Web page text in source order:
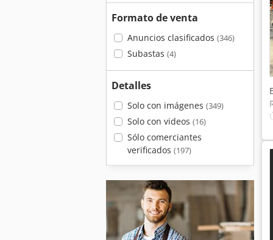
Formato de venta
Anuncios clasificados (346)
Subastas (4)
Detalles
Solo con imágenes (349)
Solo con videos (16)
Sólo comerciantes
verificados (197)